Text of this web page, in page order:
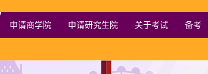
申请商学院 申请研究生院 关于考试 备考